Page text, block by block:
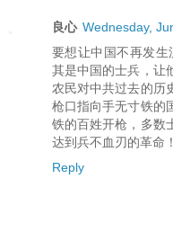
良心 Wednesday,
要想让中国不再发
其是中国的士兵，让
农民对中共过去的历
枪口指向手无寸铁的
铁的百姓开枪，多数
达到兵不血刃的革命！
Reply